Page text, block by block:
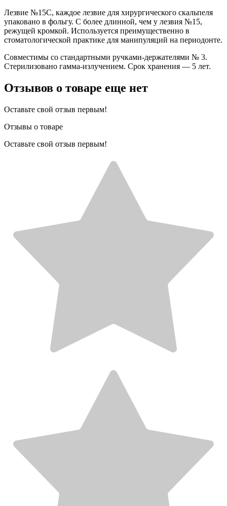
Лезвие №15С, каждое лезвие для хирургического скальпеля
упаковано в фольгу. С более длинной, чем у лезвия №15,
режущей кромкой. Используется преимущественно в
стоматологической практике для манипуляций на периодонте.
Совместимы со стандартными ручками-держателями № 3.
Стерилизовано гамма-излучением. Срок хранения — 5 лет.
Отзывов о товаре еще нет
Оставьте свой отзыв первым!
Отзывы о товаре
Оставьте свой отзыв первым!